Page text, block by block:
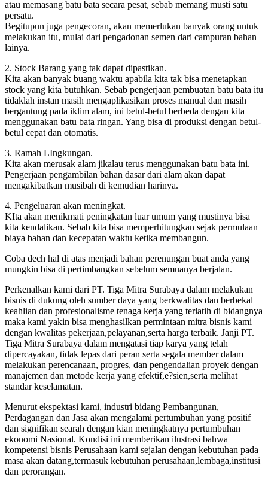
atau memasang batu bata secara pesat, sebab memang musti satu
persatu.
Begitupun juga pengecoran, akan memerlukan banyak orang untuk
melakukan itu, mulai dari pengadonan semen dari campuran bahan
lainya.
2. Stock Barang yang tak dapat dipastikan.
Kita akan banyak buang waktu apabila kita tak bisa menetapkan
stock yang kita butuhkan. Sebab pengerjaan pembuatan batu bata itu
tidaklah instan masih mengaplikasikan proses manual dan masih
bergantung pada iklim alam, ini betul-betul berbeda dengan kita
menggunakan batu bata ringan. Yang bisa di produksi dengan betul-
betul cepat dan otomatis.
3. Ramah LIngkungan.
Kita akan merusak alam jikalau terus menggunakan batu bata ini.
Pengerjaan pengambilan bahan dasar dari alam akan dapat
mengakibatkan musibah di kemudian harinya.
4. Pengeluaran akan meningkat.
KIta akan menikmati peningkatan luar umum yang mustinya bisa
kita kendalikan. Sebab kita bisa memperhitungkan sejak permulaan
biaya bahan dan kecepatan waktu ketika membangun.
Coba dech hal di atas menjadi bahan perenungan buat anda yang
mungkin bisa di pertimbangkan sebelum semuanya berjalan.
Perkenalkan kami dari PT. Tiga Mitra Surabaya dalam melakukan
bisnis di dukung oleh sumber daya yang berkwalitas dan berbekal
keahlian dan profesionalisme tenaga kerja yang terlatih di bidangnya
maka kami yakin bisa menghasilkan permintaan mitra bisnis kami
dengan kwalitas pekerjaan,pelayanan,serta harga terbaik. Janji PT.
Tiga Mitra Surabaya dalam mengatasi tiap karya yang telah
dipercayakan, tidak lepas dari peran serta segala member dalam
melakukan perencanaan, progres, dan pengendalian proyek dengan
manajemen dan metode kerja yang efektif,e?sien,serta melihat
standar keselamatan.
Menurut ekspektasi kami, industri bidang Pembangunan,
Perdagangan dan Jasa akan mengalami pertumbuhan yang positif
dan signifikan searah dengan kian meningkatnya pertumbuhan
ekonomi Nasional. Kondisi ini memberikan ilustrasi bahwa
kompetensi bisnis Perusahaan kami sejalan dengan kebutuhan pada
masa akan datang,termasuk kebutuhan perusahaan,lembaga,institusi
dan perorangan.